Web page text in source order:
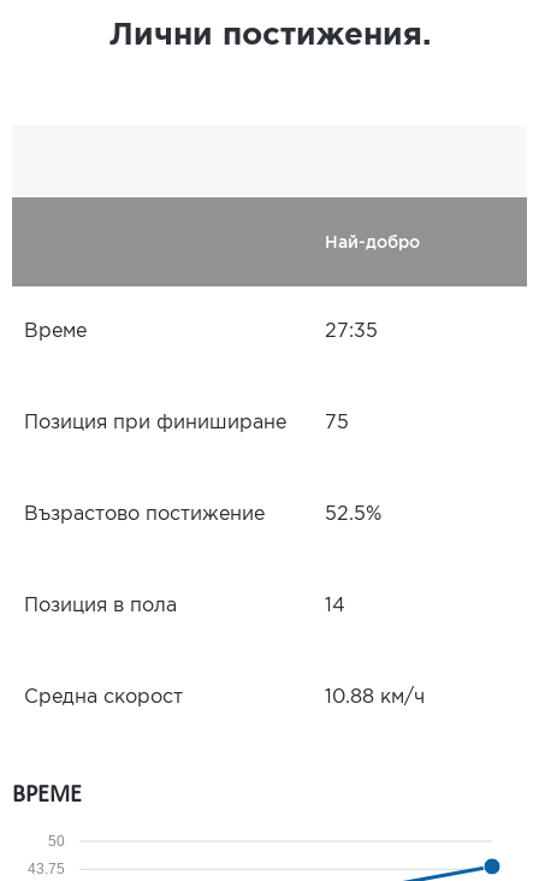
Лични постижения.
Най-добро
Време 27:35
Позиция при финиширане 75
Възрастово постижение 52.5%
Позиция в пола 14
Средна скорост 10.88 км/ч
ВРЕМЕ
43.75
50